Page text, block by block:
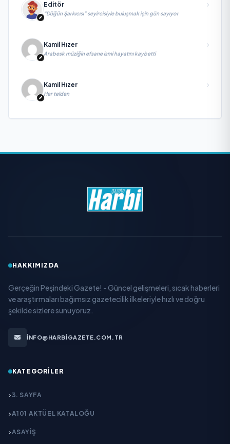
Editör
“Düğün Şarkıcısı” seyircisiyle buluşmak için gün sayıyor
Kamil Hızer
Arabesk müziğin efsane ismi hayatını kaybetti
Kamil Hızer
Her telden
HAKKIMIZDA
Gerçeğin Peşindeki Gazete! - Güncel gelişmeleri, sıcak haberleri
ve araştırmaları bağımsız gazetecilik ilkeleriyle hızlı ve doğru
şekilde sizlere sunuyoruz.
INFO@HARBIGAZETE.COM.TR
KATEGORILER
3. SAYFA
A101 AKTÜEL KATALOĞU
ASAYİŞ